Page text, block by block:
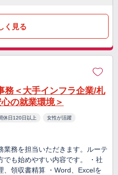
く見る
務＜大手インフラ企業/札
の就業環境＞
休日120日以上 女性が活躍
業務を担当いただきます。ルーテ
でも始めやすい内容です。 ・社
、領収書精算 ・Word、Excelを